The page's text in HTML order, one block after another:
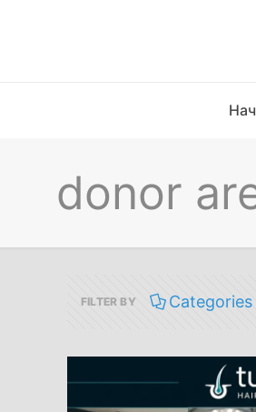
donor
FILTER BY Categories